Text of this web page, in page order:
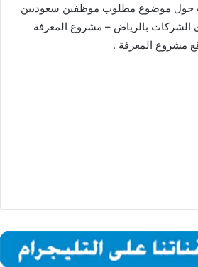
حول موضوع مطلوب موظفين سعوديين
الشركات بالرياض – مشروع المعرفة
مشروع المعرفة .